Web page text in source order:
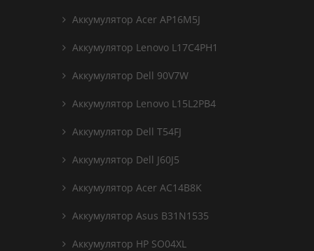
Аккумулятор Acer AP16M5J
Аккумулятор Lenovo L17C4PH1
Аккумулятор Dell 90V7W
Аккумулятор Lenovo L15L2PB4
Аккумулятор Dell T54FJ
Аккумулятор Dell J60J5
Аккумулятор Acer AC14B8K
Аккумулятор Asus B31N1535
Аккумулятор HP SO04XL